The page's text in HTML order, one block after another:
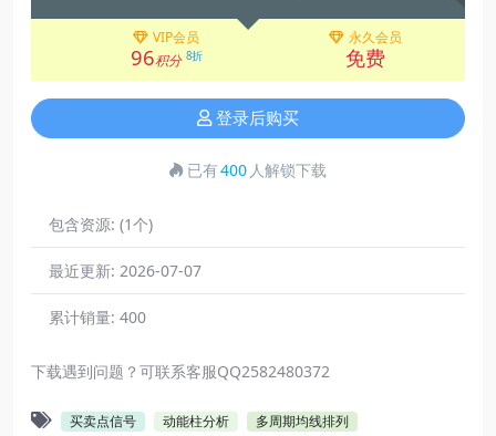
VIP会员
96积分 8折
永久会员
免费
登录后购买
已有400 人解锁下载
包含资源: (1个)
最近更新: 2026-07-07
累计销量: 400
下载遇到问题？可联系客服QQ2582480372
买卖点信号 动能柱分析 多周期均线排列